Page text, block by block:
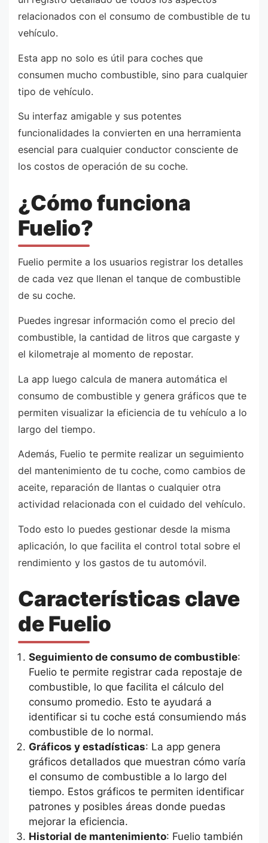
relacionados con el consumo de combustible de tu
vehículo.
Esta app no solo es útil para coches que
consumen mucho combustible, sino para cualquier
tipo de vehículo.
Su interfaz amigable y sus potentes
funcionalidades la convierten en una herramienta
esencial para cualquier conductor consciente de
los costos de operación de su coche.
¿Cómo funciona
Fuelio?
Fuelio permite a los usuarios registrar los detalles
de cada vez que llenan el tanque de combustible
de su coche.
Puedes ingresar información como el precio del
combustible, la cantidad de litros que cargaste y
el kilometraje al momento de repostar.
La app luego calcula de manera automática el
consumo de combustible y genera gráficos que te
permiten visualizar la eficiencia de tu vehículo a lo
largo del tiempo.
Además, Fuelio te permite realizar un seguimiento
del mantenimiento de tu coche, como cambios de
aceite, reparación de llantas o cualquier otra
actividad relacionada con el cuidado del vehículo.
Todo esto lo puedes gestionar desde la misma
aplicación, lo que facilita el control total sobre el
rendimiento y los gastos de tu automóvil.
Características clave
de Fuelio
Seguimiento de consumo de combustible:
Fuelio te permite registrar cada repostaje de
combustible, lo que facilita el cálculo del
consumo promedio. Esto te ayudará a
identificar si tu coche está consumiendo más
combustible de lo normal.
Gráficos y estadísticas: La app genera
gráficos detallados que muestran cómo varía
el consumo de combustible a lo largo del
tiempo. Estos gráficos te permiten identificar
patrones y posibles áreas donde puedas
mejorar la eficiencia.
Historial de mantenimiento: Fuelio también